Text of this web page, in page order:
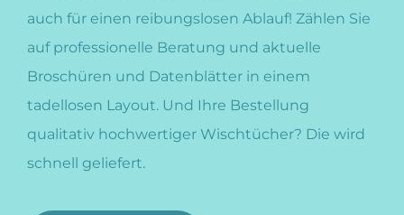
auch für einen reibungslosen Ablauf! Zählen Sie
auf professionelle Beratung und aktuelle
Broschüren und Datenblätter in einem
tadellosen Layout. Und Ihre Bestellung
qualitativ hochwertiger Wischtücher? Die wird
schnell geliefert.